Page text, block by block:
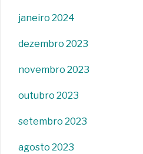
janeiro 2024
dezembro 2023
novembro 2023
outubro 2023
setembro 2023
agosto 2023